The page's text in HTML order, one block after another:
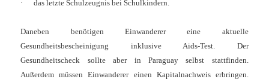
· das letzte Schulzeugnis bei Schulkindern.
Daneben benötigen Einwanderer eine aktuelle
Gesundheitsbescheinigung inklusive Aids-Test. Der
Gesundheitscheck sollte aber in Paraguay selbst stattfinden.
Außerdem müssen Einwanderer einen Kapitalnachweis erbringen.